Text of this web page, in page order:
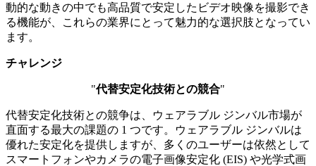
動的な動きの中でも高品質で安定したビデオ映像を撮影でき
る機能が、これらの業界にとって魅力的な選択肢となってい
ます。
チャレンジ
"代替安定化技術との競合"
代替安定化技術との競争は、ウェアラブル ジンバル市場が
直面する最大の課題の 1 つです。ウェアラブル ジンバルは
優れた安定化を提供しますが、多くのユーザーは依然として
スマートフォンやカメラの電子画像安定化 (EIS) や光学式画